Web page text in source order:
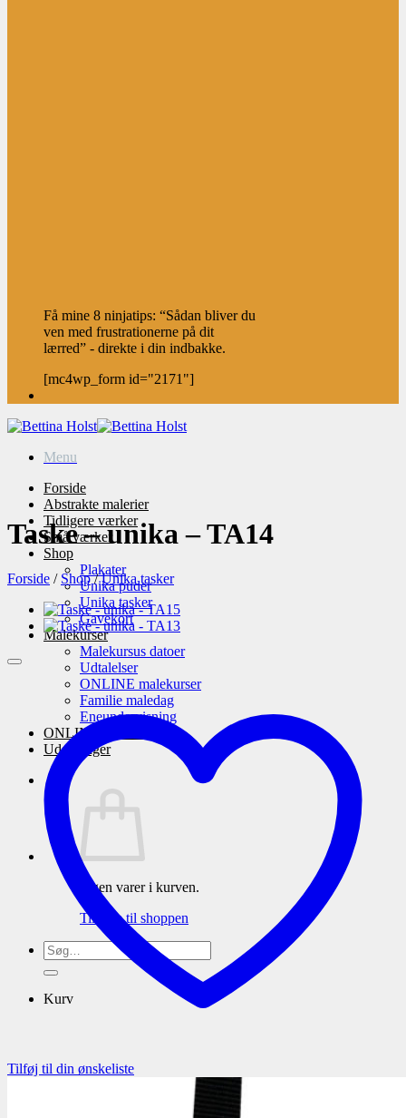
Få mine 8 ninjatips: “Sådan bliver du
ven med frustrationerne på dit
lærred” - direkte i din indbakke.
[mc4wp_form id="2171"]
Menu
Forside
Abstrakte malerier
Tidligere værker
Små værker
Shop
Plakater
Unika puder
Unika tasker
Gavekort
Malekurser
Malekursus datoer
Udtalelser
ONLINE malekurser
Familie maledag
Eneundervisning
ONLINE maleskole
Udstillinger
Ingen varer i kurven.
Tilbage til shoppen
Søg
efter:
Kurv
Taske – unika – TA14
Forside / Shop / Unika tasker
Tilføj til din ønskeliste